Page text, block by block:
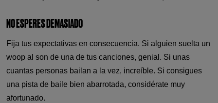
NO ESPERES DEMASIADO
Fija tus expectativas en consecuencia. Si alguien suelta un
woop al son de una de tus canciones, genial. Si unas
cuantas personas bailan a la vez, increíble. Si consigues
una pista de baile bien abarrotada, considérate muy
afortunado.